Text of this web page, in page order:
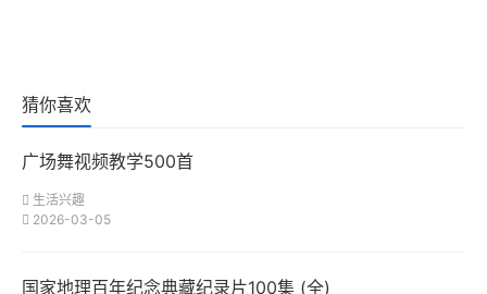
猜你喜欢
广场舞视频教学500首
生活兴趣
2026-03-05
国家地理百年纪念典藏纪录片100集 (全)